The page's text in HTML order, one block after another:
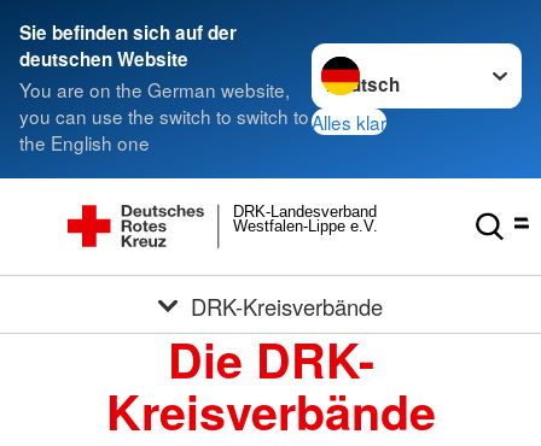
Sie befinden sich auf der
deutschen Website
You are on the German website,
you can use the switch to switch to
the English one
Sprache wechseln zu
Alles klar
Westfalen-Lippe e.V.
DRK-Landesverband
DRK-Kreisverbände
Die DRK-
Kreisverbände